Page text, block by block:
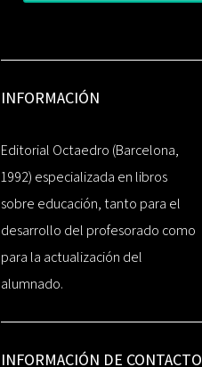
INFORMACIÓN
Editorial Octaedro (Barcelona,
1992) especializada en libros
sobre educación, tanto para el
desarrollo del profesorado como
para la actualización del
alumnado.
INFORMACIÓN DE CONTACTO